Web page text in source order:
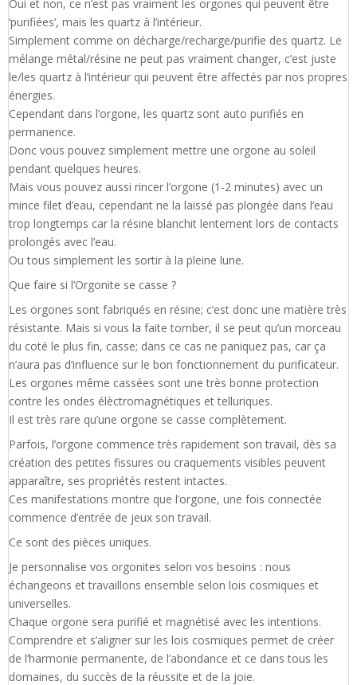
Oui et non, ce n’est pas vraiment les orgones qui peuvent être
‘purifiées’, mais les quartz à l’intérieur.
Simplement comme on décharge/recharge/purifie des quartz. Le
mélange métal/résine ne peut pas vraiment changer, c’est juste
le/les quartz à l’intérieur qui peuvent être affectés par nos propres
énergies.
Cependant dans l’orgone, les quartz sont auto purifiés en
permanence.
Donc vous pouvez simplement mettre une orgone au soleil
pendant quelques heures.
Mais vous pouvez aussi rincer l’orgone (1-2 minutes) avec un
mince filet d’eau, cependant ne la laissé pas plongée dans l’eau
trop longtemps car la résine blanchit lentement lors de contacts
prolongés avec l’eau.
Ou tous simplement les sortir à la pleine lune.
Que faire si l’Orgonite se casse ?
Les orgones sont fabriqués en résine; c’est donc une matière très
résistante. Mais si vous la faite tomber, il se peut qu’un morceau
du coté le plus fin, casse; dans ce cas ne paniquez pas, car ça
n’aura pas d’influence sur le bon fonctionnement du purificateur.
Les orgones même cassées sont une très bonne protection
contre les ondes élèctromagnétiques et telluriques.
Il est très rare qu’une orgone se casse complètement.
Parfois, l’orgone commence très rapidement son travail, dès sa
création des petites fissures ou craquements visibles peuvent
apparaître, ses propriétés restent intactes.
Ces manifestations montre que l’orgone, une fois connectée
commence d’entrée de jeux son travail.
Ce sont des pièces uniques.
Je personnalise vos orgonites selon vos besoins : nous
échangeons et travaillons ensemble selon lois cosmiques et
universelles.
Chaque orgone sera purifié et magnétisé avec les intentions.
Comprendre et s’aligner sur les lois cosmiques permet de créer
de l’harmonie permanente, de l’abondance et ce dans tous les
domaines, du succès de la réussite et de la joie.